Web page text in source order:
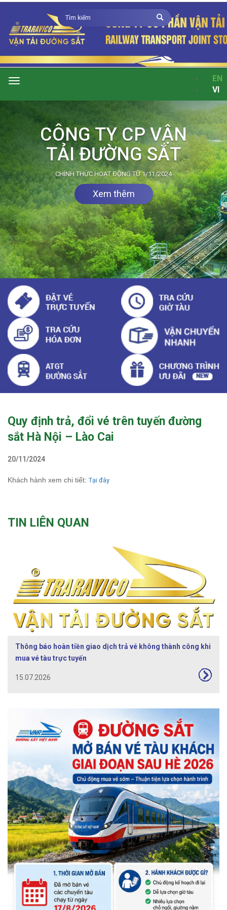
Toggle
EN
VI
Xem thêm
Quy định trả, đổi vé trên tuyến đường
sắt Hà Nội – Lào Cai
20/11/2024
Khách hành xem chi tiết:Tại đây
TIN LIÊN QUAN
Thông báo hoàn tiền giao dịch trả vé không thành công khi
mua vé tàu trực tuyến
15.07.2026